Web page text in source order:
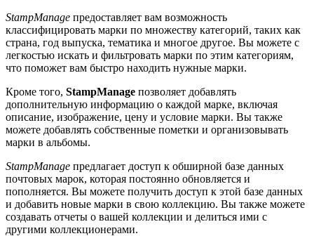
StampManage предоставляет вам возможность
классифицировать марки по множеству категорий, таких как
страна, год выпуска, тематика и многое другое. Вы можете с
легкостью искать и фильтровать марки по этим категориям,
что поможет вам быстро находить нужные марки.
Кроме того, StampManage позволяет добавлять
дополнительную информацию о каждой марке, включая
описание, изображение, цену и условие марки. Вы также
можете добавлять собственные пометки и организовывать
марки в альбомы.
StampManage предлагает доступ к обширной базе данных
почтовых марок, которая постоянно обновляется и
пополняется. Вы можете получить доступ к этой базе данных
и добавить новые марки в свою коллекцию. Вы также можете
создавать отчеты о вашей коллекции и делиться ими с
другими коллекционерами.